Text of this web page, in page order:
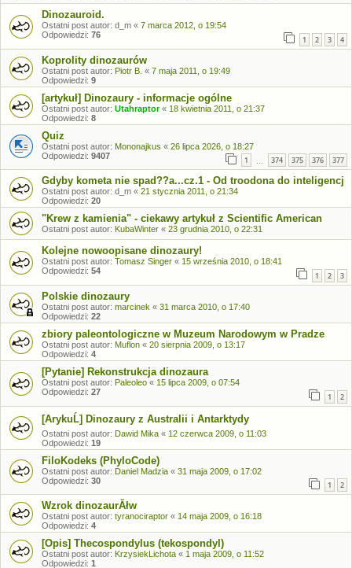
Dinozauroid.
Ostatni post autor: d_m « 7 marca 2012, o 19:54
Odpowiedzi: 76 1 2 3 4
Koprolity dinozaurów
Ostatni post autor: Piotr B. « 7 maja 2011, o 19:49
Odpowiedzi: 9
[artykuł] Dinozaury - informacje ogólne
Ostatni post autor: Utahraptor« 18 kwietnia 2011, o 21:37
Odpowiedzi: 8
Quiz
Ostatni post autor: Mononajkus « 26 lipca 2026, o 18:27
Odpowiedzi: 9407 1 374 375 376 377
Gdyby kometa nie spad??a...cz.1 - Od troodona do inteligencj
Ostatni post autor: d_m « 21 stycznia 2011, o 21:34
Odpowiedzi: 20
"Krew z kamienia" - ciekawy artykuł z Scientific American
Ostatni post autor: KubaWinter « 23 grudnia 2010, o 22:31
Kolejne nowoopisane dinozaury!
Ostatni post autor: Tomasz Singer « 15 września 2010, o 18:41
Odpowiedzi: 54 1 2 3
Polskie dinozaury
Ostatni post autor: marcinek « 31 marca 2010, o 17:40
Odpowiedzi: 22
zbiory paleontologiczne w Muzeum Narodowym w Pradze
Ostatni post autor: Muflon « 20 sierpnia 2009, o 13:17
Odpowiedzi: 4
[Pytanie] Rekonstrukcja dinozaura
Ostatni post autor: Paleoleo « 15 lipca 2009, o 07:54
Odpowiedzi: 27 1 2
[ArykuĹ] Dinozaury z Australii i Antarktydy
Ostatni post autor: Dawid Mika « 12 czerwca 2009, o 11:03
Odpowiedzi: 19
FiloKodeks (PhyloCode)
Ostatni post autor: Daniel Madzia « 31 maja 2009, o 17:02
Odpowiedzi: 30 1 2
Wzrok dinozaurĂłw
Ostatni post autor: tyranociraptor « 14 maja 2009, o 16:18
Odpowiedzi: 4
[Opis] Thecospondylus (tekospondyl)
Ostatni post autor: KrzysiekLichota « 1 maja 2009, o 11:52
Odpowiedzi: 1